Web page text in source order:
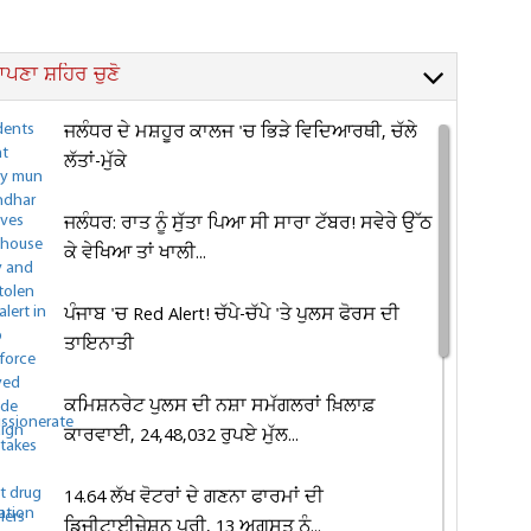
ਸ਼ਹਿਰ ਚੁਣੋ
ਜਲੰਧਰ ਦੇ ਮਸ਼ਹੂਰ ਕਾਲਜ 'ਚ ਭਿੜੇ ਵਿਦਿਆਰਥੀ, ਚੱਲੇ
ਲੱਤਾਂ-ਮੁੱਕੇ
ਜਲੰਧਰ: ਰਾਤ ਨੂੰ ਸੁੱਤਾ ਪਿਆ ਸੀ ਸਾਰਾ ਟੱਬਰ! ਸਵੇਰੇ ਉੱਠ
ਕੇ ਵੇਖਿਆ ਤਾਂ ਖਾਲੀ...
ਪੰਜਾਬ 'ਚ Red Alert! ਚੱਪੇ-ਚੱਪੇ 'ਤੇ ਪੁਲਸ ਫੋਰਸ ਦੀ
ਤਾਇਨਾਤੀ
ਕਮਿਸ਼ਨਰੇਟ ਪੁਲਸ ਦੀ ਨਸ਼ਾ ਸਮੱਗਲਰਾਂ ਖ਼ਿਲਾਫ਼
ਕਾਰਵਾਈ, 24,48,032 ਰੁਪਏ ਮੁੱਲ...
14.64 ਲੱਖ ਵੋਟਰਾਂ ਦੇ ਗਣਨਾ ਫਾਰਮਾਂ ਦੀ